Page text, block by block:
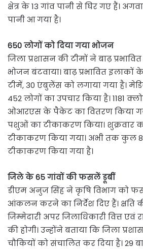
क्षेत्र के 13 गांव पानी से घिर गए हैं।
पानी आ गया है।
650 लोगों को दिया गया भोजन
जिला प्रशासन की टीमों ने बाढ़
भोजन बंटवाया। बाढ़ प्रभावित
टीमें, 30 एंबुलेंस को लगाया गया है।
452 लोगों का उपचार किया है। 1181
ओआरएस के पैकेट का वितरण किया
पशुओं का टीकाकरण किया। शुक्रवार
टीकाकरण किया गया। अभी तक कुल
टीकाकरण किया गया है।
जिले के 65 गांवों की फसलें डूबीं
डीएम अनुज सिंह ने कृषि विभाग को
आंकलन करने का निर्देश दिए हैं। क्षति
जिम्मेदारी अपर जिलाधिकारी वित्त
की होगी। उन्होंने बताया कि जिला
चौकियों को संचालित कर दिया है। 29